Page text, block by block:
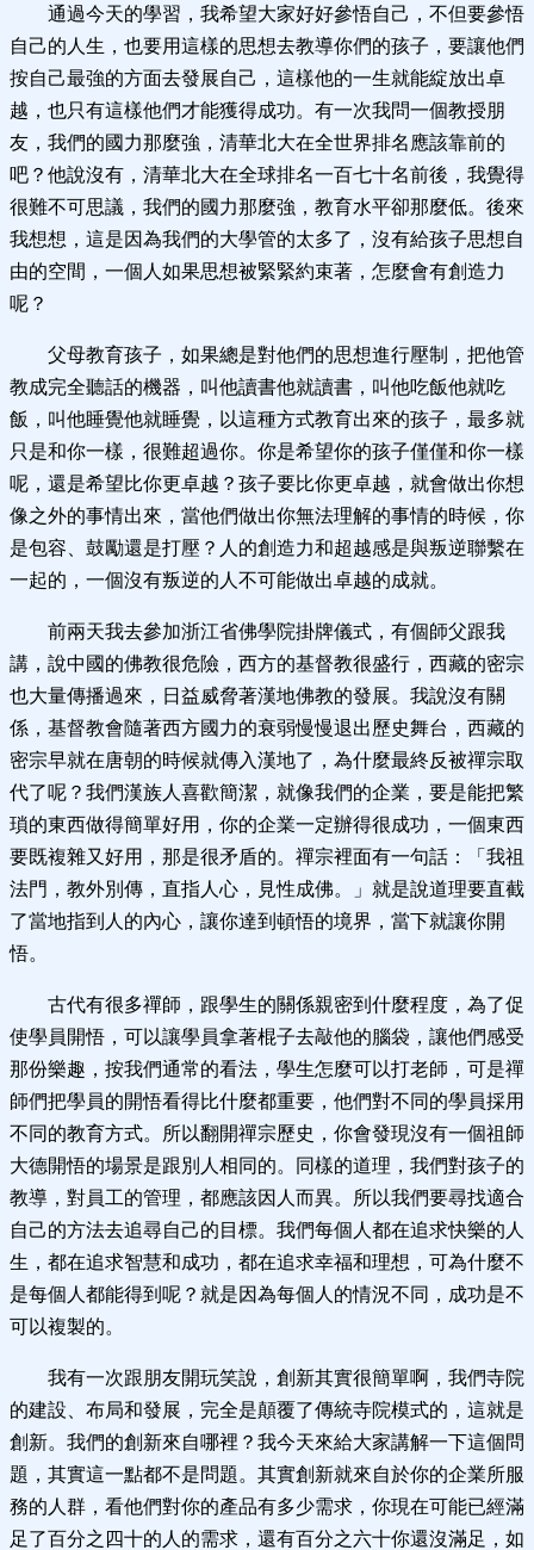
通過今天的學習，我希望大家好好參悟自己，不但要參悟
自己的人生，也要用這樣的思想去教導你們的孩子，要讓他們
按自己最強的方面去發展自己，這樣他的一生就能綻放出卓
越，也只有這樣他們才能獲得成功。有一次我問一個教授朋
友，我們的國力那麼強，清華北大在全世界排名應該靠前的
吧？他說沒有，清華北大在全球排名一百七十名前後，我覺得
很難不可思議，我們的國力那麼強，教育水平卻那麼低。後來
我想想，這是因為我們的大學管的太多了，沒有給孩子思想自
由的空間，一個人如果思想被緊緊約束著，怎麼會有創造力
呢？
父母教育孩子，如果總是對他們的思想進行壓制，把他管
教成完全聽話的機器，叫他讀書他就讀書，叫他吃飯他就吃
飯，叫他睡覺他就睡覺，以這種方式教育出來的孩子，最多就
只是和你一樣，很難超過你。你是希望你的孩子僅僅和你一樣
呢，還是希望比你更卓越？孩子要比你更卓越，就會做出你想
像之外的事情出來，當他們做出你無法理解的事情的時候，你
是包容、鼓勵還是打壓？人的創造力和超越感是與叛逆聯繫在
一起的，一個沒有叛逆的人不可能做出卓越的成就。
前兩天我去參加浙江省佛學院掛牌儀式，有個師父跟我
講，說中國的佛教很危險，西方的基督教很盛行，西藏的密宗
也大量傳播過來，日益威脅著漢地佛教的發展。我說沒有關
係，基督教會隨著西方國力的衰弱慢慢退出歷史舞台，西藏的
密宗早就在唐朝的時候就傳入漢地了，為什麼最終反被禪宗取
代了呢？我們漢族人喜歡簡潔，就像我們的企業，要是能把繁
瑣的東西做得簡單好用，你的企業一定辦得很成功，一個東西
要既複雜又好用，那是很矛盾的。禪宗裡面有一句話：「我祖
法門，教外別傳，直指人心，見性成佛。」就是說道理要直截
了當地指到人的內心，讓你達到頓悟的境界，當下就讓你開
悟。
古代有很多禪師，跟學生的關係親密到什麼程度，為了促
使學員開悟，可以讓學員拿著棍子去敲他的腦袋，讓他們感受
那份樂趣，按我們通常的看法，學生怎麼可以打老師，可是禪
師們把學員的開悟看得比什麼都重要，他們對不同的學員採用
不同的教育方式。所以翻開禪宗歷史，你會發現沒有一個祖師
大德開悟的場景是跟別人相同的。同樣的道理，我們對孩子的
教導，對員工的管理，都應該因人而異。所以我們要尋找適合
自己的方法去追尋自己的目標。我們每個人都在追求快樂的人
生，都在追求智慧和成功，都在追求幸福和理想，可為什麼不
是每個人都能得到呢？就是因為每個人的情況不同，成功是不
可以複製的。
我有一次跟朋友開玩笑說，創新其實很簡單啊，我們寺院
的建設、布局和發展，完全是顛覆了傳統寺院模式的，這就是
創新。我們的創新來自哪裡？我今天來給大家講解一下這個問
題，其實這一點都不是問題。其實創新就來自於你的企業所服
務的人群，看他們對你的產品有多少需求，你現在可能已經滿
足了百分之四十的人的需求，還有百分之六十你還沒滿足，如